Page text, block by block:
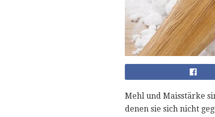
Mehl und Maisstärke
denen sie sich nicht